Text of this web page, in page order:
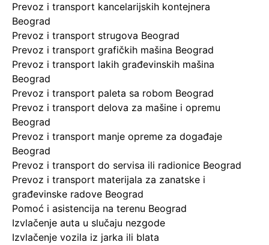
Prevoz i transport kancelarijskih kontejnera
Beograd
Prevoz i transport strugova Beograd
Prevoz i transport grafičkih mašina Beograd
Prevoz i transport lakih građevinskih mašina
Beograd
Prevoz i transport paleta sa robom Beograd
Prevoz i transport delova za mašine i opremu
Beograd
Prevoz i transport manje opreme za događaje
Beograd
Prevoz i transport do servisa ili radionice Beograd
Prevoz i transport materijala za zanatske i
građevinske radove Beograd
Pomoć i asistencija na terenu Beograd
Izvlačenje auta u slučaju nezgode
Izvlačenje vozila iz jarka ili blata